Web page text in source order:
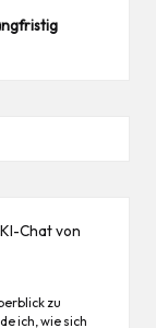
Chat von
zu
ich, wie sich